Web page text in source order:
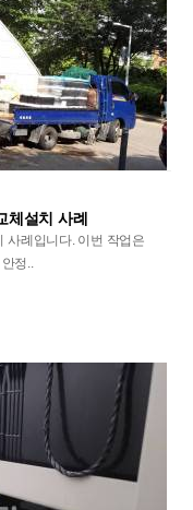
체설치 사례
사례입니다. 이번 작업은
정..